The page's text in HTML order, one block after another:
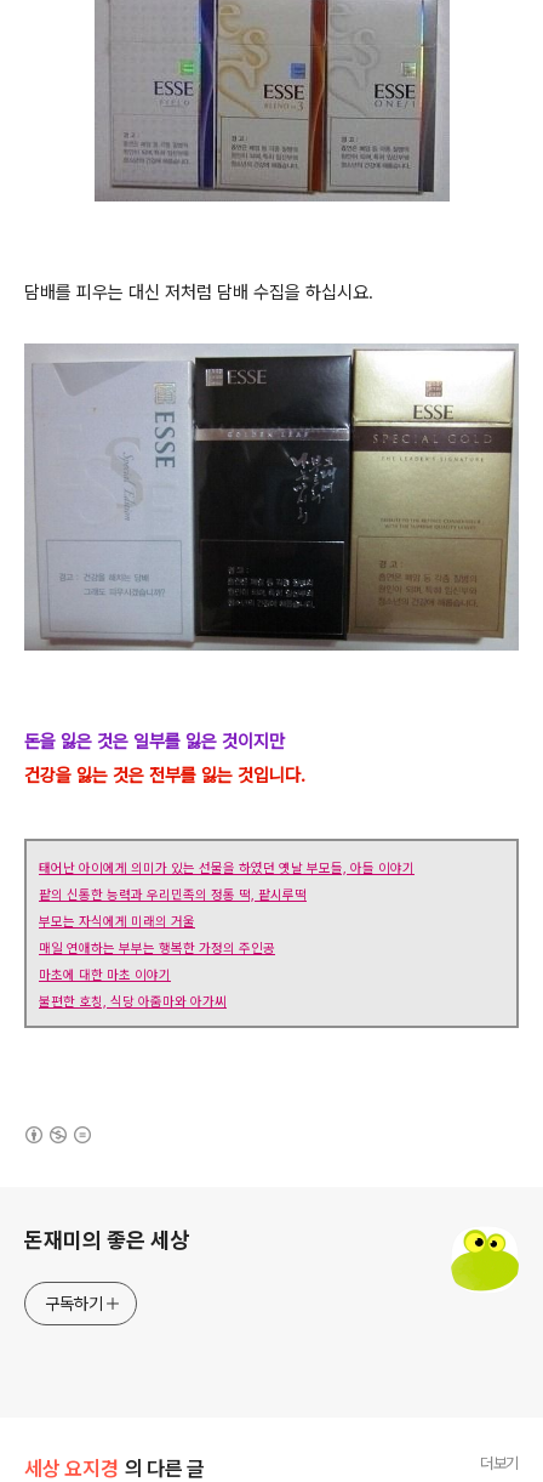
담배를 피우는 대신 저처럼 담배 수집을 하십시요.
돈을 잃은 것은 일부를 잃은 것이지만
건강을 잃는 것은 전부를 잃는 것입니다.
태어난 아이에게 의미가 있는 선물을 하였던 옛날 부모들, 아들 이야기
팥의 신통한 능력과 우리민족의 정통 떡, 팥시루떡
부모는 자식에게 미래의 거울
매일 연애하는 부부는 행복한 가정의 주인공
마초에 대한 마초 이야기
불편한 호칭, 식당 아줌마와 아가씨
돈재미의 좋은 세상
구독하기
세상 요지경 의 다른 글 더보기